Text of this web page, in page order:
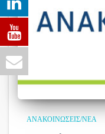
ΑΝΑΚΟΙΝΏΣΕΙΣ/ΝΈΑ